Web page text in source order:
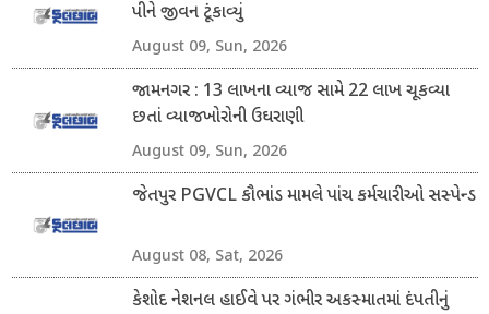
પીને જીવન ટૂંકાવ્યું
August 09, Sun, 2026
જામનગર : 13 લાખના વ્યાજ સામે 22 લાખ ચૂકવ્યા
છતાં વ્યાજખોરોની ઉઘરાણી
August 09, Sun, 2026
જેતપુર PGVCL કૌભાંડ મામલે પાંચ કર્મચારીઓ સસ્પેન્ડ
August 08, Sat, 2026
કેશોદ નેશનલ હાઈવે પર ગંભીર અકસ્માતમાં દંપતીનું